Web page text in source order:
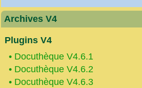
Archives V4
Plugins V4
• Docuthèque V4.6.1
• Docuthèque V4.6.2
• Docuthèque V4.6.3